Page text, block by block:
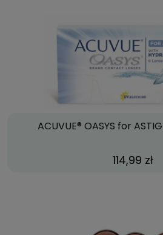
ACUVUE® OASYS for
114,99 zł